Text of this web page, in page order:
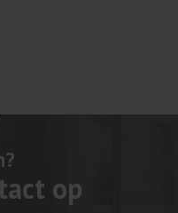
op